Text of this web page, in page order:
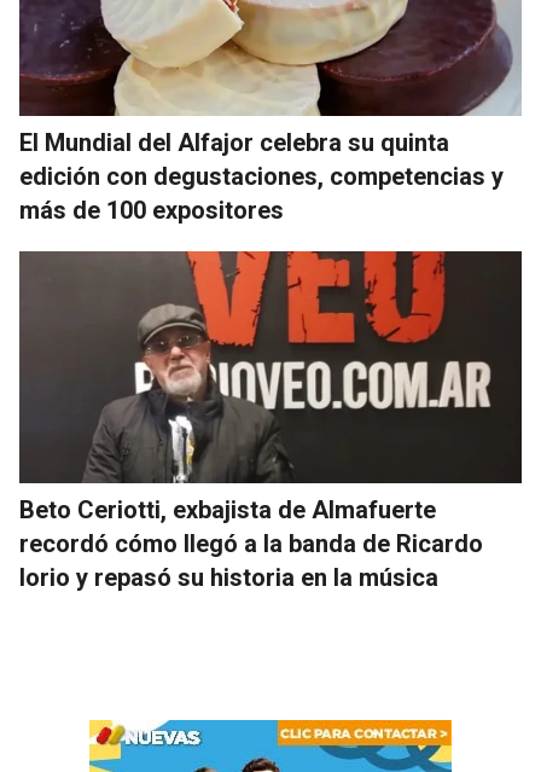
El Mundial del Alfajor celebra su quinta
edición con degustaciones, competencias y
más de 100 expositores
Beto Ceriotti, exbajista de Almafuerte
recordó cómo llegó a la banda de Ricardo
Iorio y repasó su historia en la música